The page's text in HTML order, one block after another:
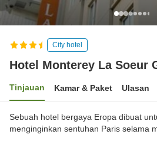
City hotel
Hotel Monterey La Soeur
Tinjauan Kamar & Paket Ulasan
Sebuah hotel bergaya Eropa dibuat
menginginkan sentuhan Paris selama